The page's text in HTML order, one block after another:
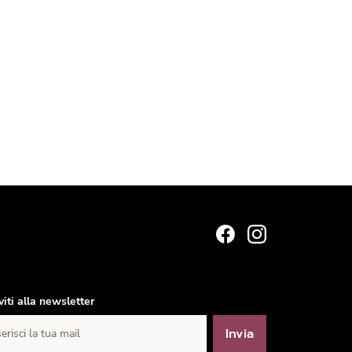
alla newsletter
la tua mail Invia